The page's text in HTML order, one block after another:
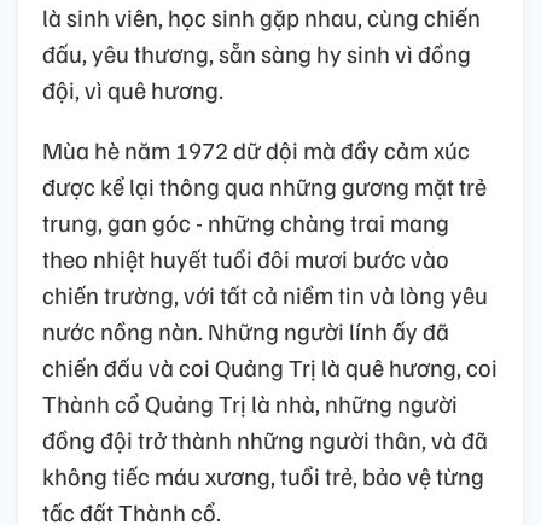
là sinh viên, học sinh gặp nhau, cùng chiến
đấu, yêu thương, sẵn sàng hy sinh vì đồng
đội, vì quê hương.
Mùa hè năm 1972 dữ dội mà đầy cảm xúc
được kể lại thông qua những gương mặt trẻ
trung, gan góc - những chàng trai mang
theo nhiệt huyết tuổi đôi mươi bước vào
chiến trường, với tất cả niềm tin và lòng yêu
nước nồng nàn. Những người lính ấy đã
chiến đấu và coi Quảng Trị là quê hương, coi
Thành cổ Quảng Trị là nhà, những người
đồng đội trở thành những người thân, và đã
không tiếc máu xương, tuổi trẻ, bảo vệ từng
tấc đất Thành cổ.